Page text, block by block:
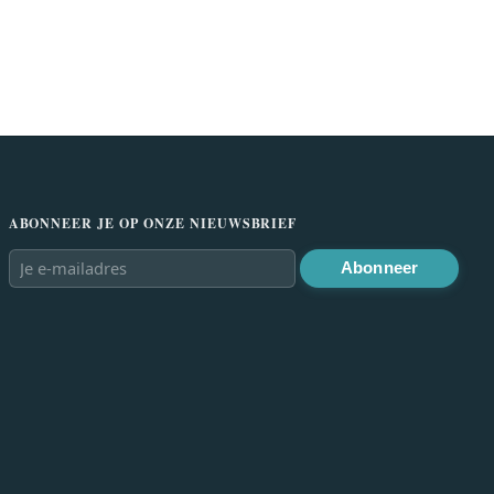
ABONNEER JE OP ONZE NIEUWSBRIEF
Abonneer